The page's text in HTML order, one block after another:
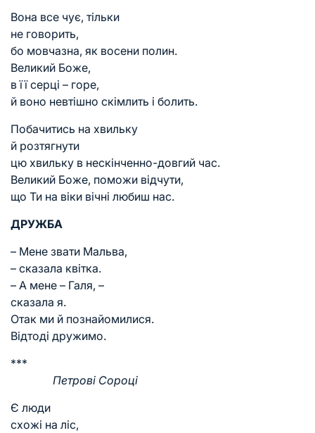
Вона все чує, тільки
не говорить,
бо мовчазна, як восени полин.
Великий Боже,
в її серці – горе,
й воно невтішно скімлить і болить.
Побачитись на хвильку
й розтягнути
цю хвильку в нескінченно-довгий час.
Великий Боже, поможи відчути,
що Ти на віки вічні любиш нас.
ДРУЖБА
– Мене звати Мальва,
– сказала квітка.
– А мене – Галя, –
сказала я.
Отак ми й познайомилися.
Відтоді дружимо.
***
Петрові Сороці
Є люди
схожі на ліс,